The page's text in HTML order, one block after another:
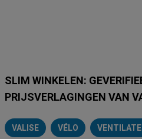
SLIM WINKELEN:
PRIJSVERLAGINGEN VAN
VALISE VÉLO